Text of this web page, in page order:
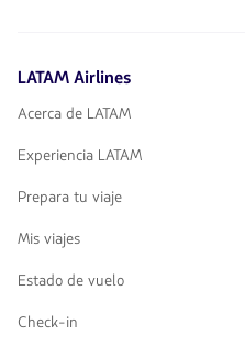
LATAM Airlines
Acerca de LATAM
Experiencia LATAM
Prepara tu viaje
Mis viajes
Estado de vuelo
Check-in